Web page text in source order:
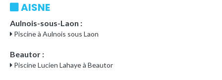
AISNE
Aulnois-sous-Laon :
Piscine à Aulnois sous Laon
Beautor :
Piscine Lucien Lahaye à Beautor